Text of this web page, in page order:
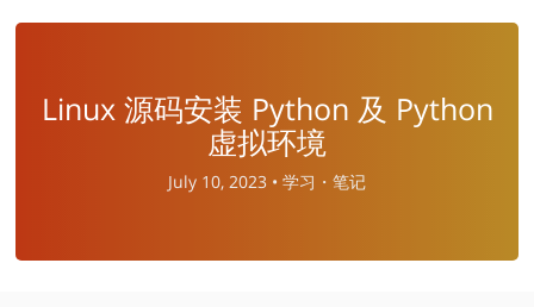
Linux 源码安装 Python 及 Python
虚拟环境
July 10, 2023 • 学习・笔记